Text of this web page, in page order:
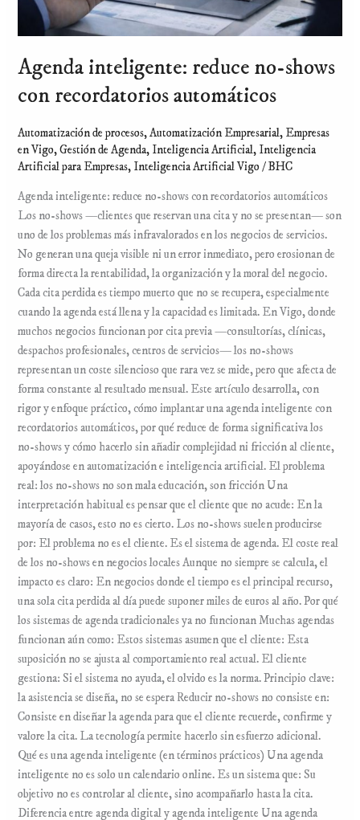
Agenda inteligente: reduce no-shows
con recordatorios automáticos
Automatización de procesos,Automatización Empresarial, Empresas
en Vigo,Gestión de Agenda, Inteligencia Artificial, Inteligencia
Artificial para Empresas, Inteligencia Artificial Vigo /BHC
Agenda inteligente: reduce no-shows con recordatorios automáticos
Los no-shows —clientes que reservan una cita y no se presentan— son
uno de los problemas más infravalorados en los negocios de servicios.
No generan una queja visible ni un error inmediato, pero erosionan de
forma directa la rentabilidad, la organización y la moral del negocio.
Cada cita perdida es tiempo muerto que no se recupera, especialmente
cuando la agenda está llena y la capacidad es limitada. En Vigo, donde
muchos negocios funcionan por cita previa —consultorías, clínicas,
despachos profesionales, centros de servicios— los no-shows
representan un coste silencioso que rara vez se mide, pero que afecta de
forma constante al resultado mensual. Este artículo desarrolla, con
rigor y enfoque práctico, cómo implantar una agenda inteligente con
recordatorios automáticos, por qué reduce de forma significativa los
no-shows y cómo hacerlo sin añadir complejidad ni fricción al cliente,
apoyándose en automatización e inteligencia artificial. El problema
real: los no-shows no son mala educación, son fricción Una
interpretación habitual es pensar que el cliente que no acude: En la
mayoría de casos, esto no es cierto. Los no-shows suelen producirse
por: El problema no es el cliente. Es el sistema de agenda. El coste real
de los no-shows en negocios locales Aunque no siempre se calcula, el
impacto es claro: En negocios donde el tiempo es el principal recurso,
una sola cita perdida al día puede suponer miles de euros al año. Por qué
los sistemas de agenda tradicionales ya no funcionan Muchas agendas
funcionan aún como: Estos sistemas asumen que el cliente: Esta
suposición no se ajusta al comportamiento real actual. El cliente
gestiona: Si el sistema no ayuda, el olvido es la norma. Principio clave:
la asistencia se diseña, no se espera Reducir no-shows no consiste en:
Consiste en diseñar la agenda para que el cliente recuerde, confirme y
valore la cita. La tecnología permite hacerlo sin esfuerzo adicional.
Qué es una agenda inteligente (en términos prácticos) Una agenda
inteligente no es solo un calendario online. Es un sistema que: Su
objetivo no es controlar al cliente, sino acompañarlo hasta la cita.
Diferencia entre agenda digital y agenda inteligente Una agenda